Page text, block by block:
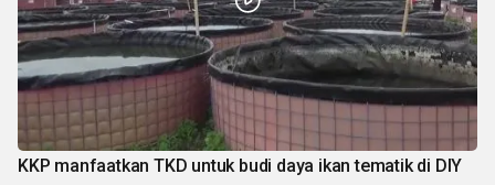
KKP manfaatkan TKD untuk budi daya ikan tematik di DIY